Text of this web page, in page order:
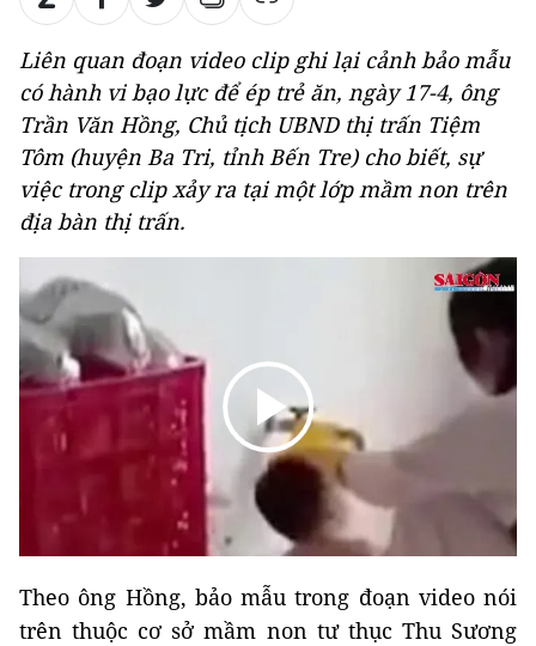
Liên quan đoạn video clip ghi lại cảnh bảo mẫu
có hành vi bạo lực để ép trẻ ăn, ngày 17-4, ông
Trần Văn Hồng, Chủ tịch UBND thị trấn Tiệm
Tôm (huyện Ba Tri, tỉnh Bến Tre) cho biết, sự
việc trong clip xảy ra tại một lớp mầm non trên
địa bàn thị trấn.
Theo ông Hồng, bảo mẫu trong đoạn video nói
trên thuộc cơ sở mầm non tư thục Thu Sương